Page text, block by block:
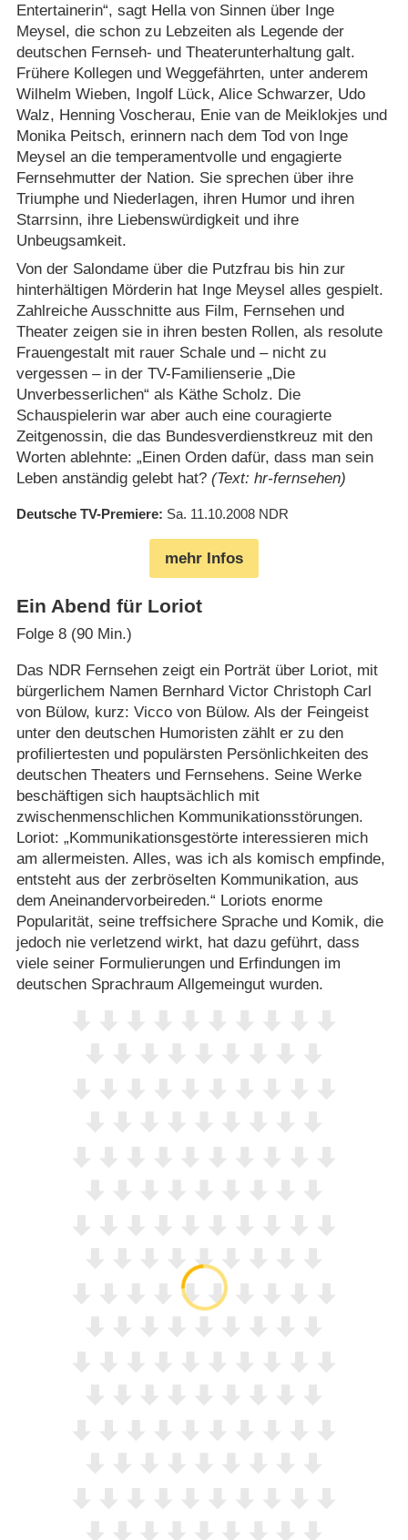
Entertainerin“, sagt Hella von Sinnen über Inge
Meysel, die schon zu Lebzeiten als Legende der
deutschen Fernseh- und Theaterunterhaltung galt.
Frühere Kollegen und Weggefährten, unter anderem
Wilhelm Wieben, Ingolf Lück, Alice Schwarzer, Udo
Walz, Henning Voscherau, Enie van de Meiklokjes und
Monika Peitsch, erinnern nach dem Tod von Inge
Meysel an die temperamentvolle und engagierte
Fernsehmutter der Nation. Sie sprechen über ihre
Triumphe und Niederlagen, ihren Humor und ihren
Starrsinn, ihre Liebenswürdigkeit und ihre
Unbeugsamkeit.
Von der Salondame über die Putzfrau bis hin zur
hinterhältigen Mörderin hat Inge Meysel alles gespielt.
Zahlreiche Ausschnitte aus Film, Fernsehen und
Theater zeigen sie in ihren besten Rollen, als resolute
Frauengestalt mit rauer Schale und – nicht zu
vergessen – in der TV-Familienserie „Die
Unverbesserlichen“ als Käthe Scholz. Die
Schauspielerin war aber auch eine couragierte
Zeitgenossin, die das Bundesverdienstkreuz mit den
Worten ablehnte: „Einen Orden dafür, dass man sein
Leben anständig gelebt hat? (Text: hr-fernsehen)
Deutsche TV-Premiere Sa. 11.10.2008 NDR
mehr Infos
Ein Abend für Loriot
Folge 8 (90 Min.)
Das NDR Fernsehen zeigt ein Porträt über Loriot, mit
bürgerlichem Namen Bernhard Victor Christoph Carl
von Bülow, kurz: Vicco von Bülow. Als der Feingeist
unter den deutschen Humoristen zählt er zu den
profiliertesten und populärsten Persönlichkeiten des
deutschen Theaters und Fernsehens. Seine Werke
beschäftigen sich hauptsächlich mit
zwischenmenschlichen Kommunikationsstörungen.
Loriot: „Kommunikationsgestörte interessieren mich
am allermeisten. Alles, was ich als komisch empfinde,
entsteht aus der zerbröselten Kommunikation, aus
dem Aneinandervorbeireden.“ Loriots enorme
Popularität, seine treffsichere Sprache und Komik, die
jedoch nie verletzend wirkt, hat dazu geführt, dass
viele seiner Formulierungen und Erfindungen im
deutschen Sprachraum Allgemeingut wurden.